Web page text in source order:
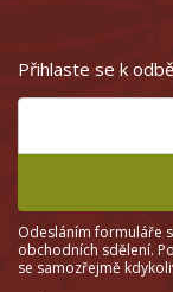
Přihlaste se k
Odesláním formuláře
obchodních sdělení.
se samozřejmě